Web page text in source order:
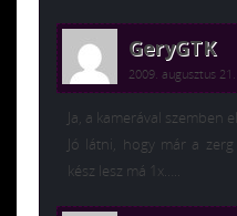
GeryGTK
2009. augusztus
Ja, a kamerával szemben
Jó látni, hogy már a
kész lesz má 1x…..